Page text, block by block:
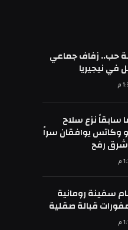
قصة حب.. زفاف جماعي
في نيجيريا
سابقاً نزع سلاح
وكاتس يوافقان سراً
شرق رفح
سفينة رومانية
قبالة صقلية